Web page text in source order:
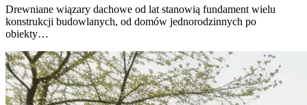
Drewniane wiązary dachowe od lat stanowią fundament wielu
konstrukcji budowlanych, od domów jednorodzinnych po
obiekty…